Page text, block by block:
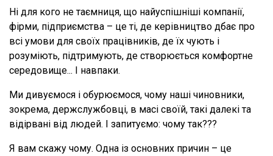
Ні для кого не таємниця, що найуспішніші компанії,
фірми, підприємства – це ті, де керівництво дбає про
всі умови для своїх працівників, де їх чують і
розуміють, підтримують, де створюється комфортне
середовище... І навпаки.
Ми дивуємося і обурюємося, чому наші чиновники,
зокрема, держслужбовці, в масі своїй, такі далекі та
відірвані від людей. І запитуємо: чому так???
Я вам скажу чому. Одна із основних причин – це